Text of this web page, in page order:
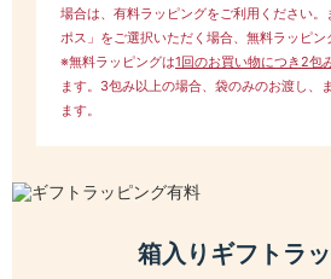
場合は、有料ラッピングをご利用ください。
ポス」をご選択いただく場合、無料ラッピン
※無料ラッピングは1回のお買い物につき2包
ます。3包み以上の場合、袋のみのお渡し、
ます。
箱入りギフトラ